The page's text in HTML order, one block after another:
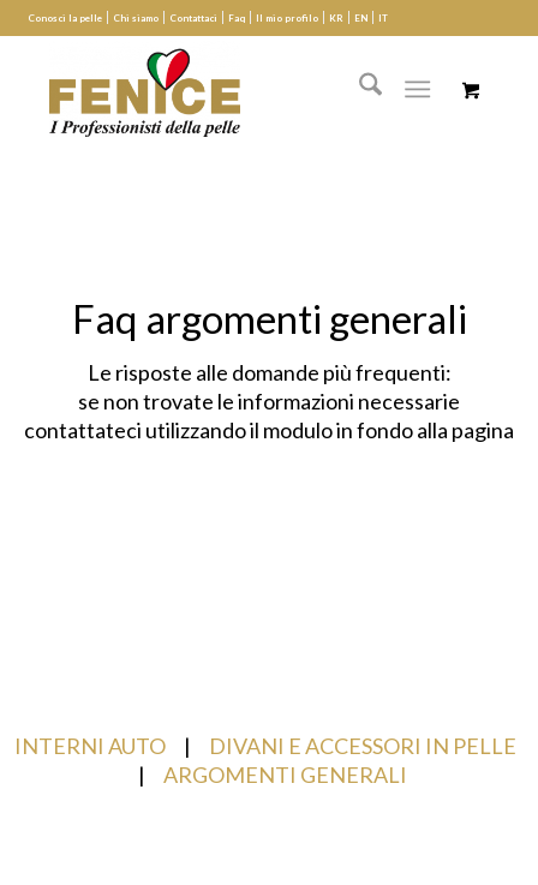
Conosci la pelle Chi siamo Contattaci Faq Il mio profilo KR EN IT
Faq argomenti generali
Le risposte alle domande più frequenti:
se non trovate le informazioni necessarie
contattateci utilizzando il modulo in fondo alla pagina
INTERNI AUTO |
DIVANI E ACCESSORI IN PELLE
|
ARGOMENTI GENERALI